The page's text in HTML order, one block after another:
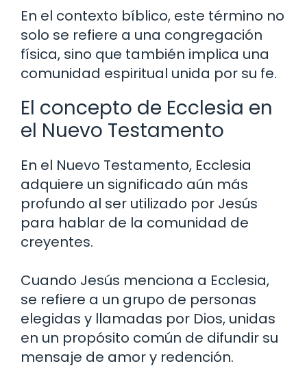
En el contexto bíblico, este término no
solo se refiere a una congregación
física, sino que también implica una
comunidad espiritual unida por su fe.
El concepto de Ecclesia en
el Nuevo Testamento
En el Nuevo Testamento, Ecclesia
adquiere un significado aún más
profundo al ser utilizado por Jesús
para hablar de la comunidad de
creyentes.
Cuando Jesús menciona a Ecclesia,
se refiere a un grupo de personas
elegidas y llamadas por Dios, unidas
en un propósito común de difundir su
mensaje de amor y redención.